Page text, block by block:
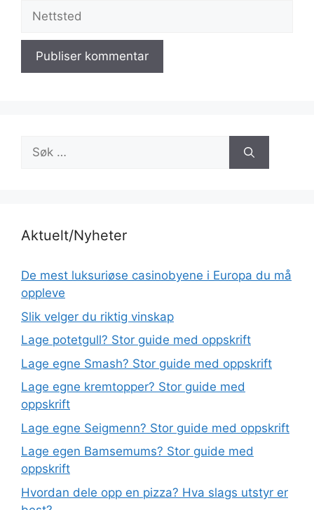
Nettsted
Søk
etter:
Aktuelt/Nyheter
De mest luksuriøse casinobyene i Europa du må
oppleve
Slik velger du riktig vinskap
Lage potetgull? Stor guide med oppskrift
Lage egne Smash? Stor guide med oppskrift
Lage egne kremtopper? Stor guide med
oppskrift
Lage egne Seigmenn? Stor guide med oppskrift
Lage egen Bamsemums? Stor guide med
oppskrift
Hvordan dele opp en pizza? Hva slags utstyr er